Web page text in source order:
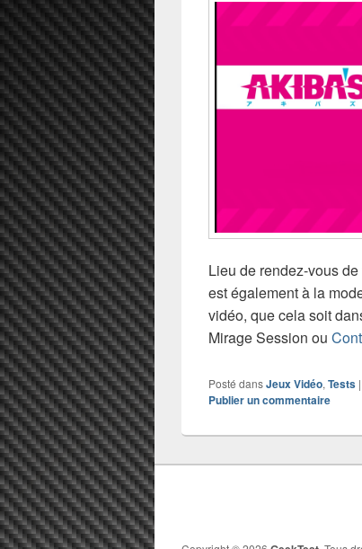
Lieu de rendez-vous
est également à la
vidéo, que cela soit
Mirage Session ou
Posté dansJeux Vidéo, Tests |
Publier un commentaire